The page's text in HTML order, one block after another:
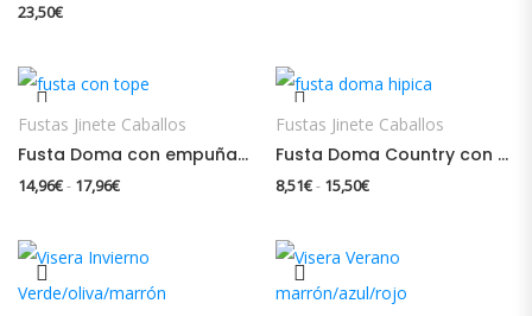
23,50€
Fustas Jinete Caballos
Fusta Doma con empuñadura con tope
14,96€- 17,96€Rango de precios: desde 14,96€ hasta 17,96€
Fustas Jinete Caballos
Fusta Doma Country con empuñadura sin tope
8,51€- 15,50€Rango de precios: